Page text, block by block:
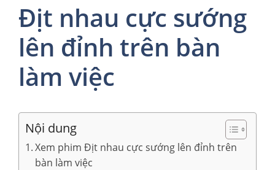
Địt nhau cực sướng
lên đỉnh trên bàn
làm việc
Nội dung
Xem phim Địt nhau cực sướng lên đỉnh trên
bàn làm việc